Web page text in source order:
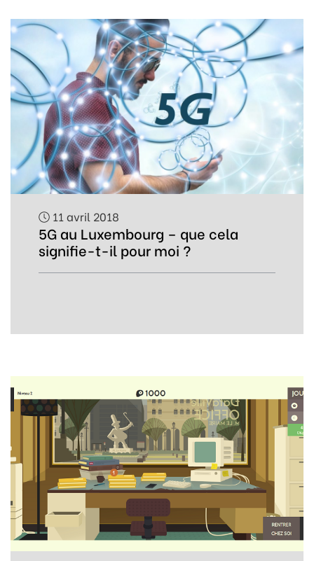
11 avril 2018
5G au Luxembourg – que cela
signifie-t-il pour moi ?